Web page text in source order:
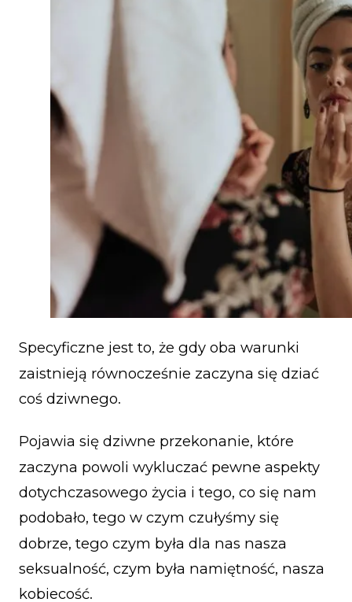
Specyficzne jest to, że gdy oba warunki
zaistnieją równocześnie zaczyna się dziać
coś dziwnego.
Pojawia się dziwne przekonanie, które
zaczyna powoli wykluczać pewne aspekty
dotychczasowego życia i tego, co się nam
podobało, tego w czym czułyśmy się
dobrze, tego czym była dla nas nasza
seksualność, czym była namiętność, nasza
kobiecość.